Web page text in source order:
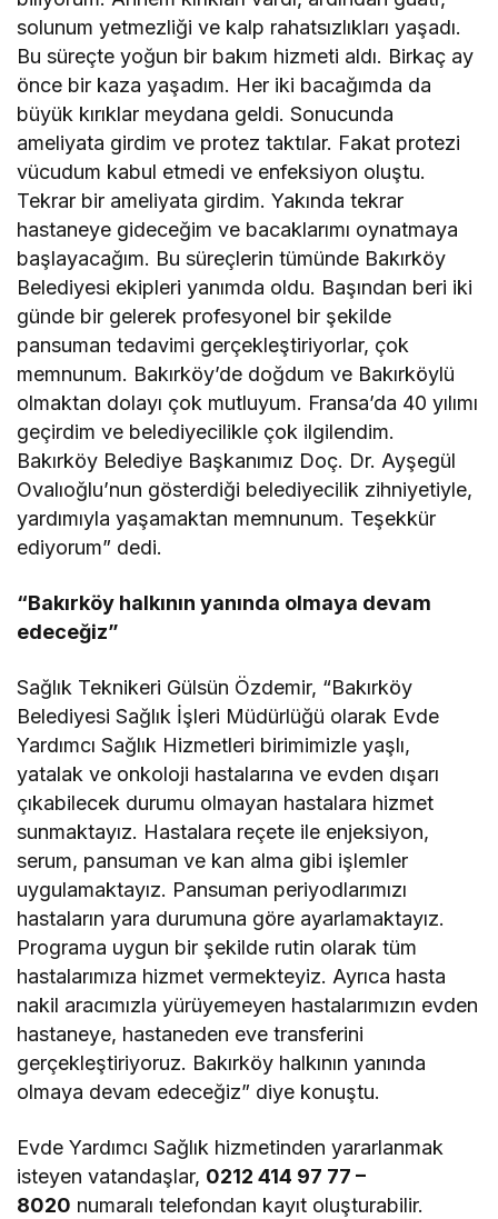
solunum yetmezliği ve kalp rahatsızlıkları yaşadı.
Bu süreçte yoğun bir bakım hizmeti aldı. Birkaç ay
önce bir kaza yaşadım. Her iki bacağımda da
büyük kırıklar meydana geldi. Sonucunda
ameliyata girdim ve protez taktılar. Fakat protezi
vücudum kabul etmedi ve enfeksiyon oluştu.
Tekrar bir ameliyata girdim. Yakında tekrar
hastaneye gideceğim ve bacaklarımı oynatmaya
başlayacağım. Bu süreçlerin tümünde Bakırköy
Belediyesi ekipleri yanımda oldu. Başından beri iki
günde bir gelerek profesyonel bir şekilde
pansuman tedavimi gerçekleştiriyorlar, çok
memnunum. Bakırköy’de doğdum ve Bakırköylü
olmaktan dolayı çok mutluyum. Fransa’da 40 yılımı
geçirdim ve belediyecilikle çok ilgilendim.
Bakırköy Belediye Başkanımız Doç. Dr. Ayşegül
Ovalıoğlu’nun gösterdiği belediyecilik zihniyetiyle,
yardımıyla yaşamaktan memnunum. Teşekkür
ediyorum” dedi.
“Bakırköy halkının yanında olmaya devam
edeceğiz”
Sağlık Teknikeri Gülsün Özdemir, “Bakırköy
Belediyesi Sağlık İşleri Müdürlüğü olarak Evde
Yardımcı Sağlık Hizmetleri birimimizle yaşlı,
yatalak ve onkoloji hastalarına ve evden dışarı
çıkabilecek durumu olmayan hastalara hizmet
sunmaktayız. Hastalara reçete ile enjeksiyon,
serum, pansuman ve kan alma gibi işlemler
uygulamaktayız. Pansuman periyodlarımızı
hastaların yara durumuna göre ayarlamaktayız.
Programa uygun bir şekilde rutin olarak tüm
hastalarımıza hizmet vermekteyiz. Ayrıca hasta
nakil aracımızla yürüyemeyen hastalarımızın evden
hastaneye, hastaneden eve transferini
gerçekleştiriyoruz. Bakırköy halkının yanında
olmaya devam edeceğiz” diye konuştu.
Evde Yardımcı Sağlık hizmetinden yararlanmak
isteyen vatandaşlar, 0212 414 97 77 –
8020 numaralı telefondan kayıt oluşturabilir.